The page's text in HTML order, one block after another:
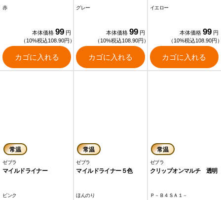
赤
本体価格 99 円
（10%税込108.90円）
カゴに入れる
グレー
本体価格 99 円
（10%税込108.90円）
カゴに入れる
イエロー
本体価格 99 円
（10%税込108.90円
カゴに入れる
常温
ゼブラ
マイルドライナー
ピンク
常温
ゼブラ
マイルドライナー５色
ほんのり
常温
ゼブラ
クリップオンマルチ 透明
Ｐ－Ｂ４ＳＡ１－